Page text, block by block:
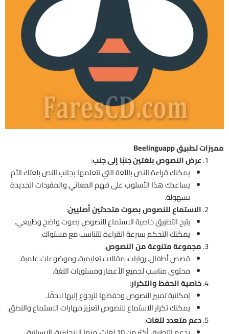
مميزات تطبيق Beelinguapp
عرض النصوص بلغتين جنبًا إلى جنب:
يمكنك قراءة النص باللغة التي تتعلمها بجانب النص بلغتك الأم.
يساعدك هذا الأسلوب على فهم المعاني والمفردات الجديدة
بسهولة.
الاستماع للنصوص بصوت متحدثين أصليين:
يتيح التطبيق خاصية الاستماع للنصوص بصوت واضح وطبيعي.
يمكنك التحكم بسرعة القراءة لتتناسب مع مستواك.
مجموعة متنوعة من النصوص:
قصص أطفال، روايات، مقالات تعليمية، وموضوعات علمية.
محتوى مناسب لجميع الأعمار ومستويات اللغة.
خاصية الحفظ والتكرار:
إمكانية تمييز النصوص وحفظها للرجوع إليها لاحقًا.
يمكنك تكرار الاستماع للنصوص لتعزيز مهارات الاستماع والنطق.
دعم متعدد للغات: